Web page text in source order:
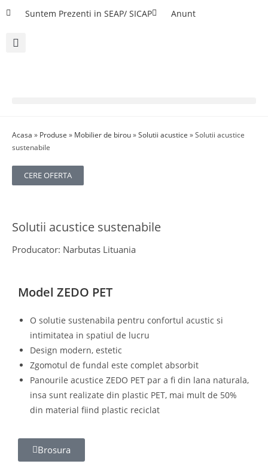
Suntem Prezenti in SEAP/ SICAP Anunt
Acasa » Produse » Mobilier de birou»Solutii acustice »Solutii acustice
sustenabile
CERE OFERTA
Solutii acustice sustenabile
Producator: Narbutas Lituania
Model ZEDO PET
O solutie sustenabila pentru confortul acustic si
intimitatea in spatiul de lucru
Design modern, estetic
Zgomotul de fundal este complet absorbit
Panourile acustice ZEDO PET par a fi din lana naturala,
insa sunt realizate din plastic PET, mai mult de 50%
din material fiind plastic reciclat
Brosura